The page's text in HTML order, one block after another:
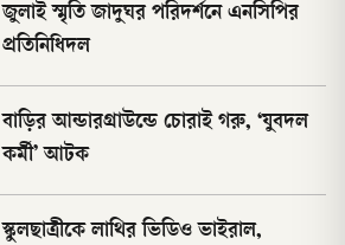
জুলাই স্মৃতি জাদুঘর পরিদর্শনে এনসিপির
প্রতিনিধিদল
বাড়ির আন্ডারগ্রাউন্ডে চোরাই গরু, ‘যুবদল
কর্মী’ আটক
স্কুলছাত্রীকে লাথির ভিডিও ভাইরাল,